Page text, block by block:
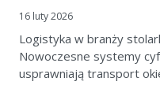
16 luty 2026
Logistyka w branży
Nowoczesne systemy
usprawniają transport